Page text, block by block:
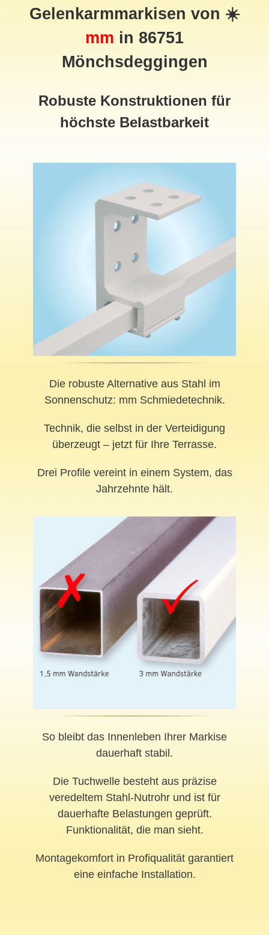
Gelenkarmmarkisen von ☀️
mm in 86751
Mönchsdeggingen
Robuste Konstruktionen für
höchste Belastbarkeit
Die robuste Alternative aus Stahl im
Sonnenschutz: mm Schmiedetechnik.
Technik, die selbst in der Verteidigung
überzeugt – jetzt für Ihre Terrasse.
Drei Profile vereint in einem System, das
Jahrzehnte hält.
So bleibt das Innenleben Ihrer Markise
dauerhaft stabil.
Die Tuchwelle besteht aus präzise
veredeltem Stahl-Nutrohr und ist für
dauerhafte Belastungen geprüft.
Funktionalität, die man sieht.
Montagekomfort in Profiqualität garantiert
eine einfache Installation.